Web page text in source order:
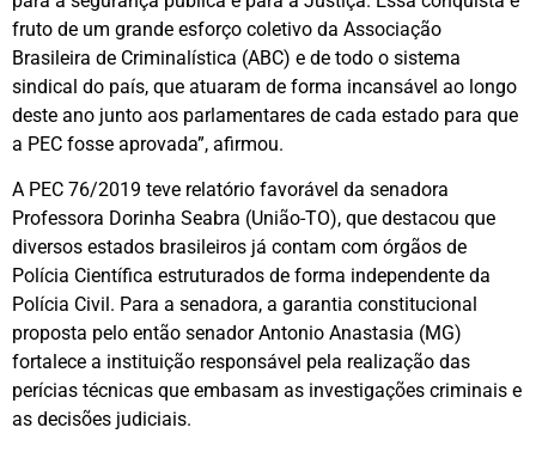
fruto de um grande esforço coletivo da Associação
Brasileira de Criminalística (ABC) e de todo o sistema
sindical do país, que atuaram de forma incansável ao longo
deste ano junto aos parlamentares de cada estado para que
a PEC fosse aprovada”, afirmou.
A PEC 76/2019 teve relatório favorável da senadora
Professora Dorinha Seabra (União-TO), que destacou que
diversos estados brasileiros já contam com órgãos de
Polícia Científica estruturados de forma independente da
Polícia Civil. Para a senadora, a garantia constitucional
proposta pelo então senador Antonio Anastasia (MG)
fortalece a instituição responsável pela realização das
perícias técnicas que embasam as investigações criminais e
as decisões judiciais.